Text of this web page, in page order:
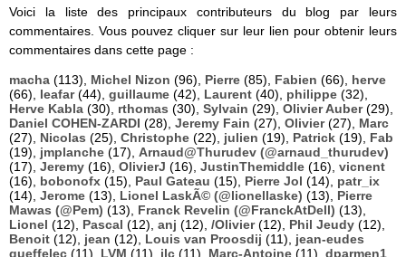
Voici la liste des principaux contributeurs du blog par leurs
commentaires. Vous pouvez cliquer sur leur lien pour obtenir leurs
commentaires dans cette page :
macha (113), Michel Nizon (96), Pierre (85), Fabien (66), herve
(66), leafar(44), guillaume (42), Laurent (40), philippe (32),
Herve Kabla (30), rthomas (30), Sylvain (29), Olivier Auber(29),
Daniel COHEN-ZARDI (28), Jeremy Fain (27), Olivier(27), Marc
(27), Nicolas (25), Christophe (22), julien (19), Patrick (19), Fab
(19), jmplanche (17), Arnaud@Thurudev (@arnaud_thurudev)
(17), Jeremy (16), OlivierJ (16), JustinThemiddle (16), vicnent
(16), bobonofx (15), Paul Gateau (15), Pierre Jol (14), patr_ix
(14), Jerome (13), Lionel LaskÃ© (@lionellaske) (13), Pierre
Mawas (@Pem) (13), Franck Revelin (@FranckAtDell) (13),
Lionel (12), Pascal (12), anj (12), /Olivier(12), Phil Jeudy (12),
Benoit (12), jean (12), Louis van Proosdij (11), jean-eudes
queffelec (11), LVM (11), jlc (11), Marc-Antoine (11), dparmen1